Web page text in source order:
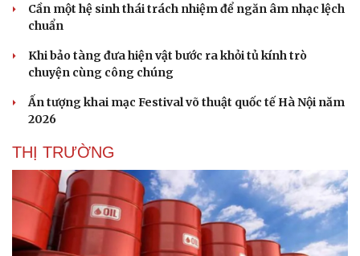
Văn hóa
Sân khấu - Điện ảnh
Văn học
Giải trí
Nghệ sĩ
Thời trang
Cần một hệ sinh thái trách nhiệm để ngăn âm nhạc lệch
chuẩn
Khi bảo tàng đưa hiện vật bước ra khỏi tủ kính trò
chuyện cùng công chúng
Ấn tượng khai mạc Festival võ thuật quốc tế Hà Nội năm
2026
THỊ TRƯỜNG